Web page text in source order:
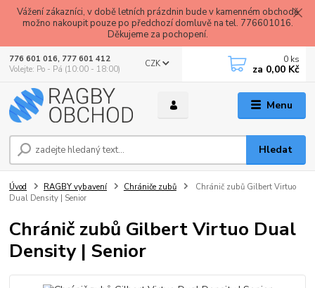
Vážení zákazníci, v době letních prázdnin bude v kamenném obchodě
možno nakoupit pouze po předchozí domluvě na tel. 776601016.
Děkujeme za pochopení.
Menu
CZK
Hledat
776 601 016, 777 601 412
Volejte: Po - Pá (10:00 - 18:00)
0 ks
za 0,00 Kč
Úvod RAGBY vybavení Chrániče zubů
Chránič zubů Gilbert Virtuo
Dual Density | Senior
Chránič zubů Gilbert Virtuo Dual
Density | Senior